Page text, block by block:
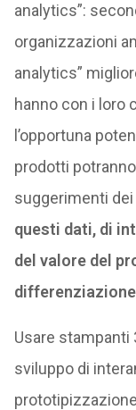
analytics”:
organizzazioni
analytics”
hanno con i loro
l’opportuna
prodotti
suggerimenti
questi dati, di
del valore del
Usare stampanti
sviluppo di